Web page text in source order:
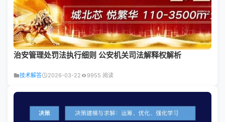
治安管理处罚法执行细则 公安机关司法解释权解析
技术解答 2026-03-22 9955 阅读